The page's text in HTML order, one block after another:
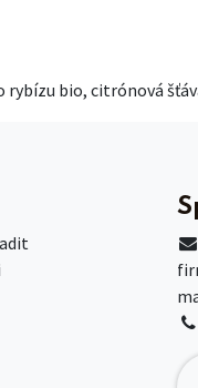
rybízu bio, citrónová